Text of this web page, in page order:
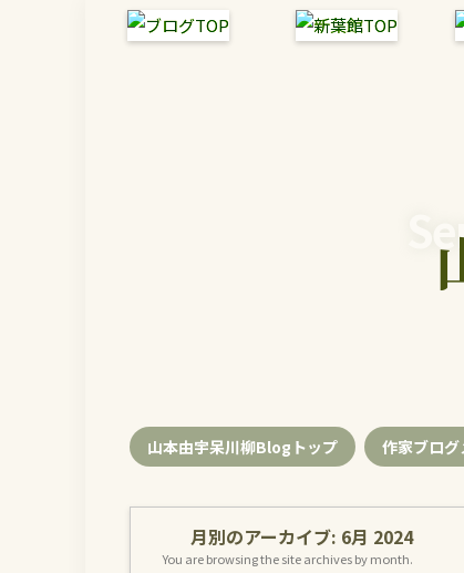
山本由宇呆川柳Blogトップ 作家ブログ
月別のアーカイブ: 6月 2024
You are browsing the site archives by month.